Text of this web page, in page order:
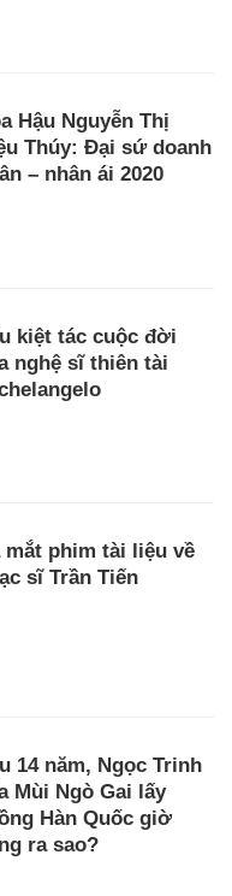
Hậu Nguyễn Thị
Thúy: Đại sứ doanh
– nhân ái 2020
kiệt tác cuộc đời
nghệ sĩ thiên tài
mắt phim tài liệu về
sĩ Trần Tiến
14 năm, Ngọc Trinh
Mùi Ngò Gai lấy
Hàn Quốc giờ
ra sao?